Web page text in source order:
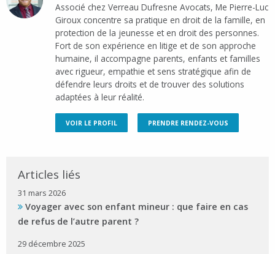
Associé chez Verreau Dufresne Avocats, Me Pierre-Luc
Giroux concentre sa pratique en droit de la famille, en
protection de la jeunesse et en droit des personnes.
Fort de son expérience en litige et de son approche
humaine, il accompagne parents, enfants et familles
avec rigueur, empathie et sens stratégique afin de
défendre leurs droits et de trouver des solutions
adaptées à leur réalité.
VOIR LE PROFIL PRENDRE RENDEZ-VOUS
Articles liés
31 mars 2026
Voyager avec son enfant mineur : que faire en cas
de refus de l’autre parent ?
29 décembre 2025